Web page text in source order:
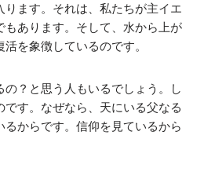
ります。それは、私たちが主イエ
もあります。そして、水から上が
を象徴しているのです。
の？と思う人もいるでしょう。し
す。なぜなら、天にいる父なる
からです。信仰を見ているから